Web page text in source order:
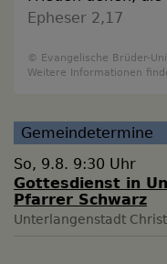
Epheser 2,17
© Evangelische Brüder-
Weitere Informationen
Gemeindetermine
So, 9.8. 9:30 Uhr
Gottesdienst in
Pfarrer Schwarz
Unterlangenstadt